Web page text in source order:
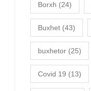
Borxh (24)
Buxhet (43)
buxhetor (25)
Covid 19 (13)